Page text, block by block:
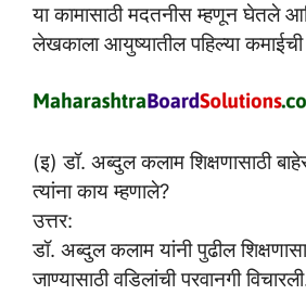
या कामासाठी मदतनीस म्हणून घेतले
लेखकाला आयुष्यातील पहिल्या कमाईची
(इ) डॉ. अब्दुल कलाम शिक्षणासाठी
त्यांना काय म्हणाले?
उत्तर:
डॉ. अब्दुल कलाम यांनी पुढील
जाण्यासाठी वडिलांची परवानगी